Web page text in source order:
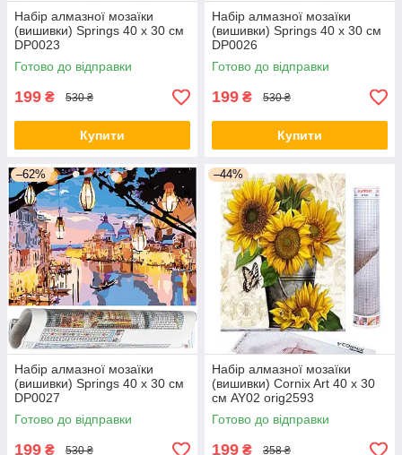
Набір алмазної мозаїки
(вишивки) Springs 40 x 30 см
DP0023
Готово до відправки
199 ₴ 530 ₴
Купити
Набір алмазної мозаїки
(вишивки) Springs 40 x 30 см
DP0026
Готово до відправки
199 ₴ 530 ₴
Купити
–62%
Набір алмазної мозаїки
(вишивки) Springs 40 x 30 см
DP0027
Готово до відправки
199 ₴ 530 ₴
–44%
Набір алмазної мозаїки
(вишивки) Cornix Art 40 x 30
см AY02 orig2593
Готово до відправки
199 ₴ 358 ₴